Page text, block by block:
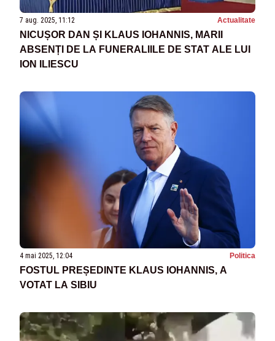
7 aug. 2025, 11:12 Actualitate
NICUȘOR DAN ȘI KLAUS IOHANNIS, MARII
ABSENȚI DE LA FUNERALIILE DE STAT ALE LUI
ION ILIESCU
4 mai 2025, 12:04 Politica
FOSTUL PREȘEDINTE KLAUS IOHANNIS, A
VOTAT LA SIBIU